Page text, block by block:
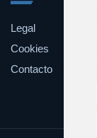
Legal
Cookies
Contacto